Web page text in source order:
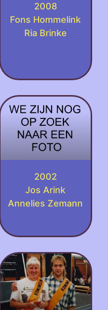
2008
Fons Hommelink
Ria Brinke
2002
Jos Arink
Annelies Zemann